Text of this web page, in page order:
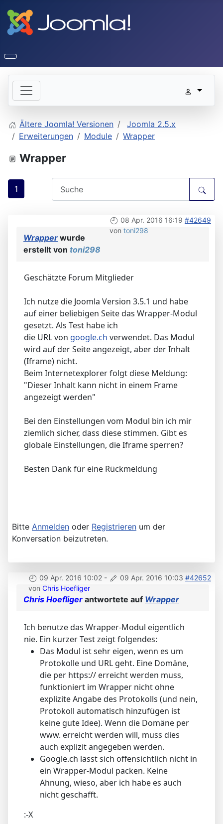
Ältere Joomla! Versionen
Joomla 2.5.x
Erweiterungen
Module Wrapper
Wrapper
1
08 Apr. 2016 16:19 #42649
von toni298
Wrapper wurde
erstellt von toni298
Geschätzte Forum Mitglieder
Ich nutze die Joomla Version 3.5.1 und habe
auf einer beliebigen Seite das Wrapper-Modul
gesetzt. Als Test habe ich
die URL von google.ch verwendet. Das Modul
wird auf der Seite angezeigt, aber der Inhalt
(Iframe) nicht.
Beim Internetexplorer folgt diese Meldung:
"Dieser Inhalt kann nicht in einem Frame
angezeigt werden"
Bei den Einstellungen vom Modul bin ich mir
ziemlich sicher, dass diese stimmen. Gibt es
globale Einstellungen, die Iframe sperren?
Besten Dank für eine Rückmeldung
Bitte Anmelden oder Registrieren um der
Konversation beizutreten.
09 Apr. 2016 10:02 - 09 Apr. 2016 10:03 #42652
von Chris Hoefliger
Chris Hoefliger antwortete auf Wrapper
Ich benutze das Wrapper-Modul eigentlich
nie. Ein kurzer Test zeigt folgendes:
Das Modul ist sehr eigen, wenn es um
Protokolle und URL geht. Eine Domäne,
die per https:// erreicht werden muss,
funktioniert im Wrapper nicht ohne
explizite Angabe des Protokolls (und nein,
Protokoll automatisch hinzufügen ist
keine gute Idee). Wenn die Domäne per
www. erreicht werden will, muss dies
auch explizit angegeben werden.
Google.ch lässt sich offensichtlich nicht in
ein Wrapper-Modul packen. Keine
Ahnung, wieso, aber ich habe es auch
nicht geschafft.
:-X